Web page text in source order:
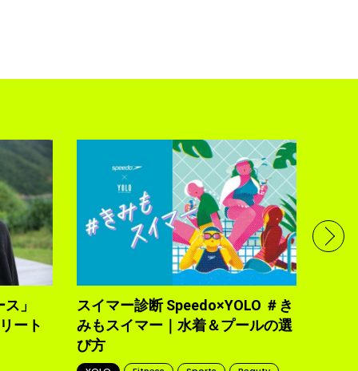
」
ート
スイマー診断 Speedo×YOLO ＃き
みもスイマー｜水着＆プールの選
び方
で完
トレ